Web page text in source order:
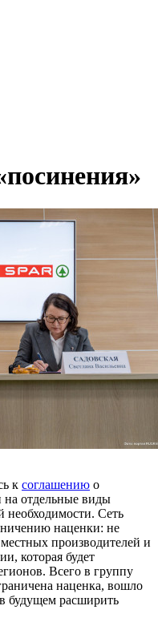
к соглашению о
на отдельные виды
необходимости. Сеть
наценки: не
производителей и
которая будет
Всего в группу
наценка, вошло
будущем расширить